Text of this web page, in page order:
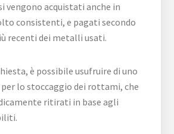
vengono acquistati anche in
consistenti, e pagati secondo
recenti dei metalli usati.
è possibile usufruire di uno
lo stoccaggio dei rottami, che
ritirati in base agli